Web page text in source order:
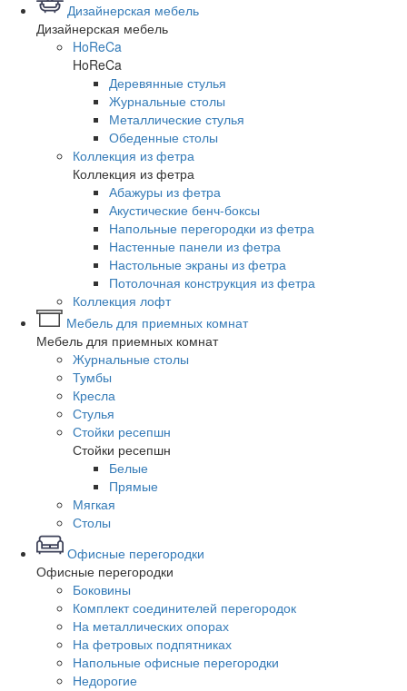
Дизайнерская мебель
Дизайнерская мебель
HoReCa
HoReCa
Деревянные стулья
Журнальные столы
Металлические стулья
Обеденные столы
Коллекция из фетра
Коллекция из фетра
Абажуры из фетра
Акустические бенч-боксы
Напольные перегородки из фетра
Настенные панели из фетра
Настольные экраны из фетра
Потолочная конструкция из фетра
Коллекция лофт
Мебель для приемных комнат
Мебель для приемных комнат
Журнальные столы
Тумбы
Кресла
Стулья
Стойки ресепшн
Стойки ресепшн
Белые
Прямые
Мягкая
Столы
Офисные перегородки
Офисные перегородки
Боковины
Комплект соединителей перегородок
На металлических опорах
На фетровых подпятниках
Напольные офисные перегородки
Недорогие